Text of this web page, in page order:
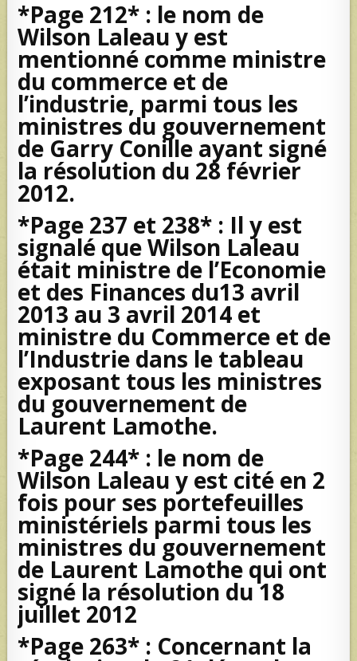
*Page 212* : le nom de
Wilson Laleau y est
mentionné comme ministre
du commerce et de
l’industrie, parmi tous les
ministres du gouvernement
de Garry Conille ayant signé
la résolution du 28 février
2012.
*Page 237 et 238* : Il y est
signalé que Wilson Laleau
était ministre de l’Economie
et des Finances du13 avril
2013 au 3 avril 2014 et
ministre du Commerce et de
l’Industrie dans le tableau
exposant tous les ministres
du gouvernement de
Laurent Lamothe.
*Page 244* : le nom de
Wilson Laleau y est cité en 2
fois pour ses portefeuilles
ministériels parmi tous les
ministres du gouvernement
de Laurent Lamothe qui ont
signé la résolution du 18
juillet 2012
*Page 263* : Concernant la